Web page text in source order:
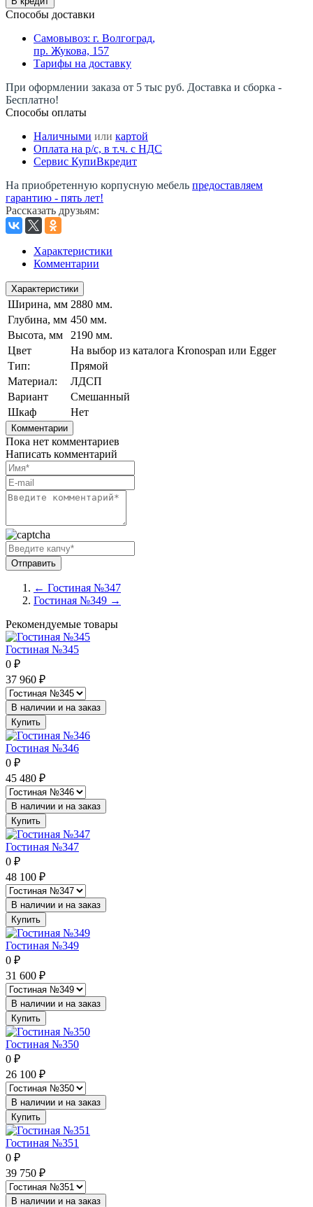
Способы доставки
Самовывоз: г. Волгоград,
пр. Жукова, 157
Тарифы на доставку
При оформлении заказа от 5 тыс руб. Доставка и сборка -
Бесплатно!
Способы оплаты
Наличными или картой
Оплата на р/c, в т.ч. с НДС
Сервис КупиВкредит
На приобретенную корпусную мебель предоставляем
гарантию - пять лет!
Рассказать друзьям:
Характеристики
Комментарии
Характеристики
Ширина, мм 2880 мм.
Глубина, мм 450 мм.
Высота, мм
2190 мм.
Цвет
На выбор из каталога Kronospan или Egger
Тип:
Прямой
Материал:
ЛДСП
Вариант
Смешанный
Шкаф
Нет
Комментарии
Пока нет комментариев
Написать комментарий
← Гостиная №347
Гостиная №349 →
Рекомендуемые товары
Гостиная №345
0 ₽
37 960 ₽
В наличии и на заказ
Купить
Гостиная №346
0 ₽
45 480 ₽
В наличии и на заказ
Купить
Гостиная №347
0 ₽
48 100 ₽
В наличии и на заказ
Купить
Гостиная №349
0 ₽
31 600 ₽
В наличии и на заказ
Купить
Гостиная №350
0 ₽
26 100 ₽
В наличии и на заказ
Купить
Гостиная №351
0 ₽
39 750 ₽
В наличии и на заказ